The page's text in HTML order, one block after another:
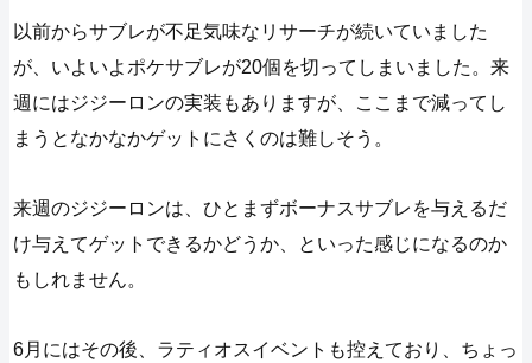
以前からサブレが不足気味なリサーチが続いていました
が、いよいよポケサブレが20個を切ってしまいました。来
週にはジジーロンの実装もありますが、ここまで減ってし
まうとなかなかゲットにさくのは難しそう。
来週のジジーロンは、ひとまずボーナスサブレを与えるだ
け与えてゲットできるかどうか、といった感じになるのか
もしれません。
6月にはその後、ラティオスイベントも控えており、ちょっ